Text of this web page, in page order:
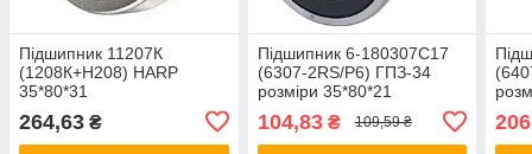
Підшипник 11207К
(1208К+Н208) HARP
35*80*31
264,63 ₴
Підшипник 6-180307С17
(6307-2RS/Р6) ГПЗ-34
розміри 35*80*21
104,83₴ 109,59 ₴